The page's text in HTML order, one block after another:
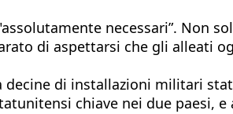
necessari”. Non
di aspettarsi che gli alleati
di installazioni militari
chiave nei due paesi,